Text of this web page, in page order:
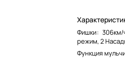
Фишки: 306км/
режим, 2
Функция